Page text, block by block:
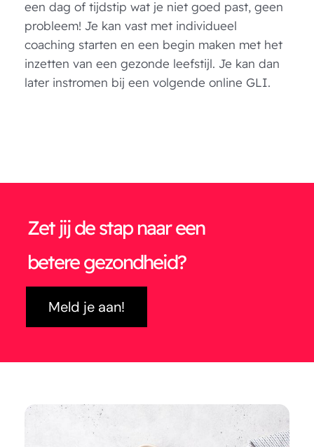
een dag of tijdstip wat je niet goed past, geen
probleem! Je kan vast met individueel
coaching starten en een begin maken met het
inzetten van een gezonde leefstijl. Je kan dan
later instromen bij een volgende online GLI.
Zet jij de stap naar een
betere gezondheid?
Meld je aan!